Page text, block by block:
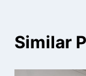
Similar